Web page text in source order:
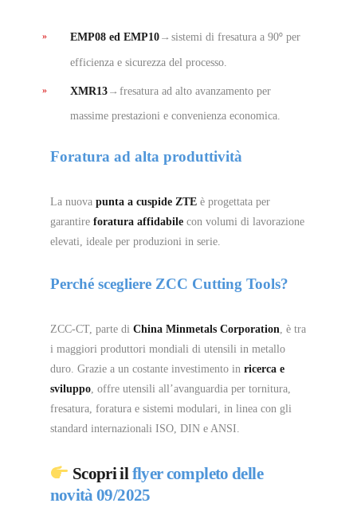
EMP08 ed EMP10 →sistemi di fresatura a 90°per
efficienza e sicurezza del processo.
XMR13 →fresatura ad alto avanzamento per
massime prestazioni e convenienza economica.
Foratura ad alta produttività
La nuova punta a cuspide ZTEè progettata per
garantire foratura affidabilecon volumi di lavorazione
elevati, ideale per produzioni in serie.
Perché scegliere ZCC Cutting Tools?
ZCC-CT, parte di China Minmetals Corporation , è tra
i maggiori produttori mondiali di utensili in metallo
duro. Grazie a un costante investimento in ricerca e
sviluppo, offre utensili all’avanguardia per tornitura,
fresatura, foratura e sistemi modulari, in linea con gli
standard internazionali ISO, DIN e ANSI.
Scopri il flyer completo delle
novità 09/2025